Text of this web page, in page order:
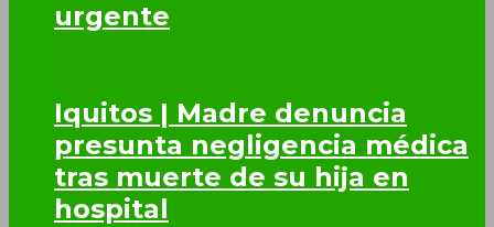
urgente
Iquitos | Madre denuncia
presunta negligencia médica
tras muerte de su hija en
hospital